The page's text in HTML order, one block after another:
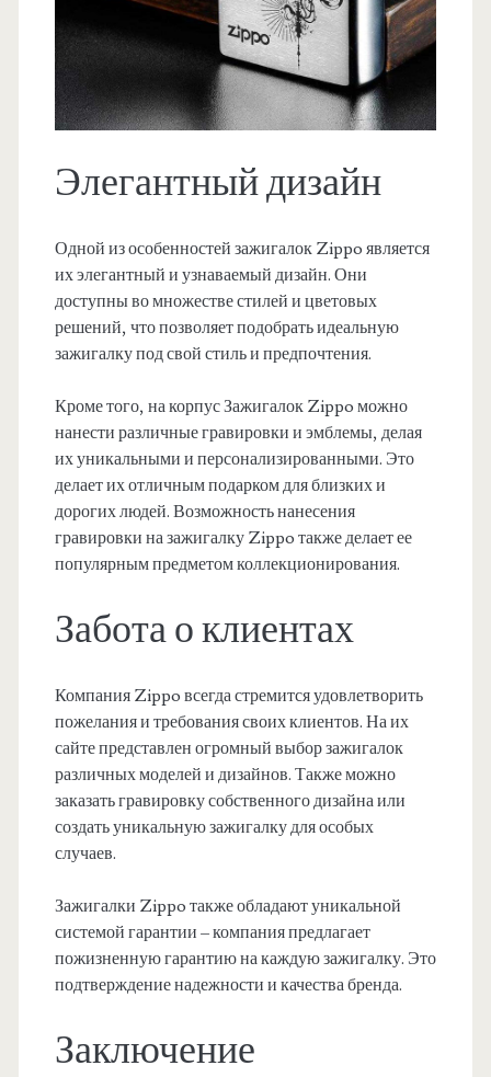
Элегантный дизайн
Одной из особенностей зажигалок Zippo является
их элегантный и узнаваемый дизайн. Они
доступны во множестве стилей и цветовых
решений, что позволяет подобрать идеальную
зажигалку под свой стиль и предпочтения.
Кроме того, на корпус Зажигалок Zippo можно
нанести различные гравировки и эмблемы, делая
их уникальными и персонализированными. Это
делает их отличным подарком для близких и
дорогих людей. Возможность нанесения
гравировки на зажигалку Zippo также делает ее
популярным предметом коллекционирования.
Забота о клиентах
Компания Zippo всегда стремится удовлетворить
пожелания и требования своих клиентов. На их
сайте представлен огромный выбор зажигалок
различных моделей и дизайнов. Также можно
заказать гравировку собственного дизайна или
создать уникальную зажигалку для особых
случаев.
Зажигалки Zippo также обладают уникальной
системой гарантии – компания предлагает
пожизненную гарантию на каждую зажигалку. Это
подтверждение надежности и качества бренда.
Заключение